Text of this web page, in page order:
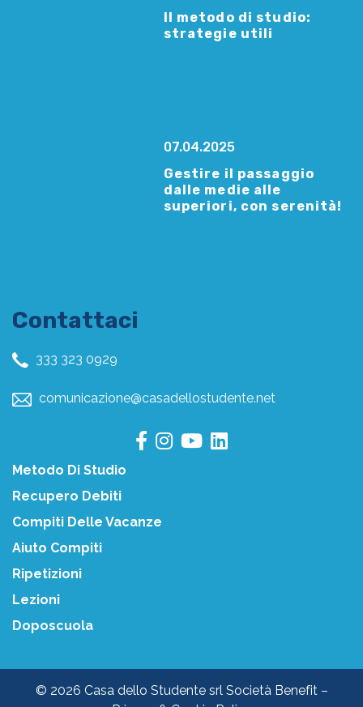
Il metodo di studio:
strategie utili
07.04.2025
Gestire il passaggio
dalle medie alle
superiori, con serenità!
Contattaci
333 323 0929
comunicazione@casadellostudente.net
Metodo Di Studio
Recupero Debiti
Compiti Delle Vacanze
Aiuto Compiti
Ripetizioni
Lezioni
Doposcuola
© 2026 Casa dello Studente srl Società Benefit –